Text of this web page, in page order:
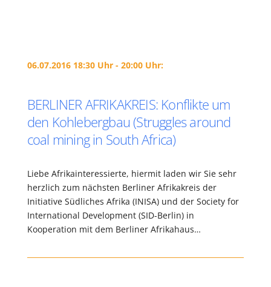
06.07.2016 18:30 Uhr - 20:00 Uhr:
BERLINER AFRIKAKREIS: Konflikte um
den Kohlebergbau (Struggles around
coal mining in South Africa)
Liebe Afrikainteressierte, hiermit laden wir Sie sehr
herzlich zum nächsten Berliner Afrikakreis der
Initiative Südliches Afrika (INISA) und der Society for
International Development (SID-Berlin) in
Kooperation mit dem Berliner Afrikahaus…